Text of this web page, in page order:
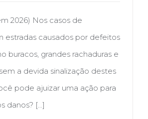
2026) Nos casos de
estradas causados por defeitos
buracos, grandes rachaduras e
a devida sinalização destes
pode ajuizar uma ação para
danos? [...]